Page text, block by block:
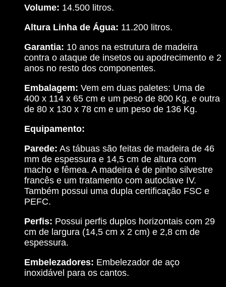
Volume: 14.500 litros.
Altura Linha de Água: 11.200 litros.
Garantia: 10 anos na estrutura de madeira
contra o ataque de insetos ou apodrecimento e 2
anos no resto dos componentes.
Embalagem: Vem em duas paletes: Uma de
400 x 114 x 65 cm e um peso de 800 Kg. e outra
de 80 x 130 x 78 cm e um peso de 136 Kg.
Equipamento:
Parede: As tábuas são feitas de madeira de 46
mm de espessura e 14,5 cm de altura com
macho e fêmea. A madeira é de pinho silvestre
francês e um tratamento com autoclave IV.
Também possui uma dupla certificação FSC e
PEFC.
Perfis: Possui perfis duplos horizontais com 29
cm de largura (14,5 cm x 2 cm) e 2,8 cm de
espessura.
Embelezadores: Embelezador de aço
inoxidável para os cantos.